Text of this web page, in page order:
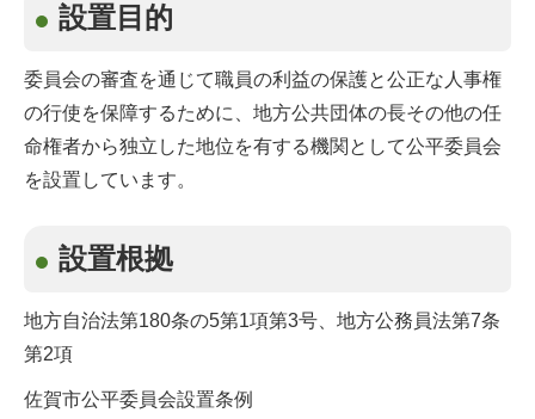
設置目的
委員会の審査を通じて職員の利益の保護と公正な人事権
の行使を保障するために、地方公共団体の長その他の任
命権者から独立した地位を有する機関として公平委員会
を設置しています。
設置根拠
地方自治法第180条の5第1項第3号、地方公務員法第7条
第2項
佐賀市公平委員会設置条例